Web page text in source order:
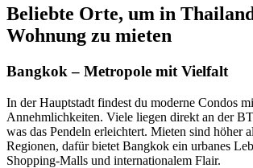
Beliebte Orte, um in
Wohnung zu mieten
Bangkok – Metropole mit Vielfalt
In der Hauptstadt findest du moderne Condos
Annehmlichkeiten. Viele liegen direkt an der
was das Pendeln erleichtert. Mieten sind höher
Regionen, dafür bietet Bangkok ein urbanes
Shopping-Malls und internationalem Flair.